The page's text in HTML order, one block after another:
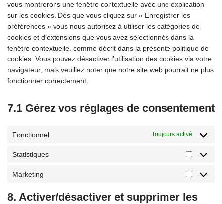
vous montrerons une fenêtre contextuelle avec une explication
sur les cookies. Dès que vous cliquez sur « Enregistrer les
préférences » vous nous autorisez à utiliser les catégories de
cookies et d’extensions que vous avez sélectionnés dans la
fenêtre contextuelle, comme décrit dans la présente politique de
cookies. Vous pouvez désactiver l’utilisation des cookies via votre
navigateur, mais veuillez noter que notre site web pourrait ne plus
fonctionner correctement.
7.1 Gérez vos réglages de consentement
Fonctionnel Toujours activé
Statistiques
Marketing
8. Activer/désactiver et supprimer les